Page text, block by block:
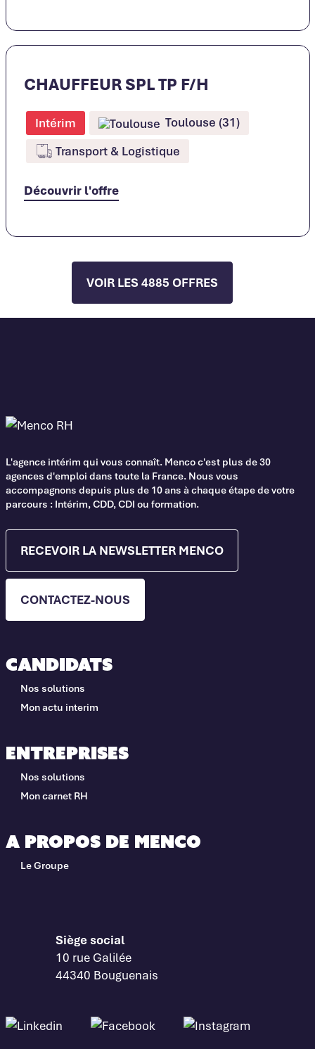
CHAUFFEUR SPL TP F/H
Intérim
Toulouse (31)
Transport & Logistique
Découvrir l'offre
VOIR LES 4885 OFFRES
L'agence intérim qui vous connaît. Menco c'est plus de 30
agences d'emploi dans toute la France. Nous vous
accompagnons depuis plus de 10 ans à chaque étape de votre
parcours : Intérim, CDD, CDI ou formation.
RECEVOIR LA NEWSLETTER MENCO
CONTACTEZ-NOUS
Candidats
Nos solutions
Mon actu interim
Entreprises
Nos solutions
Mon carnet RH
A propos de Menco
Le Groupe
Siège social
10 rue Galilée
44340 Bouguenais